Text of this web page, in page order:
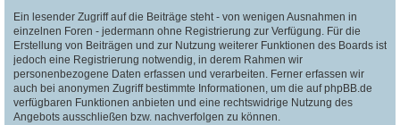
Ein lesender Zugriff auf die Beiträge steht - von wenigen Ausnahmen in
einzelnen Foren - jedermann ohne Registrierung zur Verfügung. Für die
Erstellung von Beiträgen und zur Nutzung weiterer Funktionen des Boards ist
jedoch eine Registrierung notwendig, in derem Rahmen wir
personenbezogene Daten erfassen und verarbeiten. Ferner erfassen wir
auch bei anonymen Zugriff bestimmte Informationen, um die auf phpBB.de
verfügbaren Funktionen anbieten und eine rechtswidrige Nutzung des
Angebots ausschließen bzw. nachverfolgen zu können.